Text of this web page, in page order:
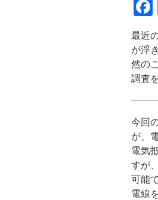
最近
が浮
然の
調査
今回
が、
電気
すが
可能
電線